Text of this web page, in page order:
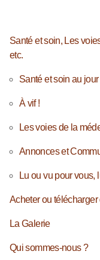
Santé et soin, Les
etc.
Santé et soin au
À vif !
Les voies de la
Annonces et
Lu ou vu pour vous,
Acheter ou
La Galerie
Qui sommes-nous ?